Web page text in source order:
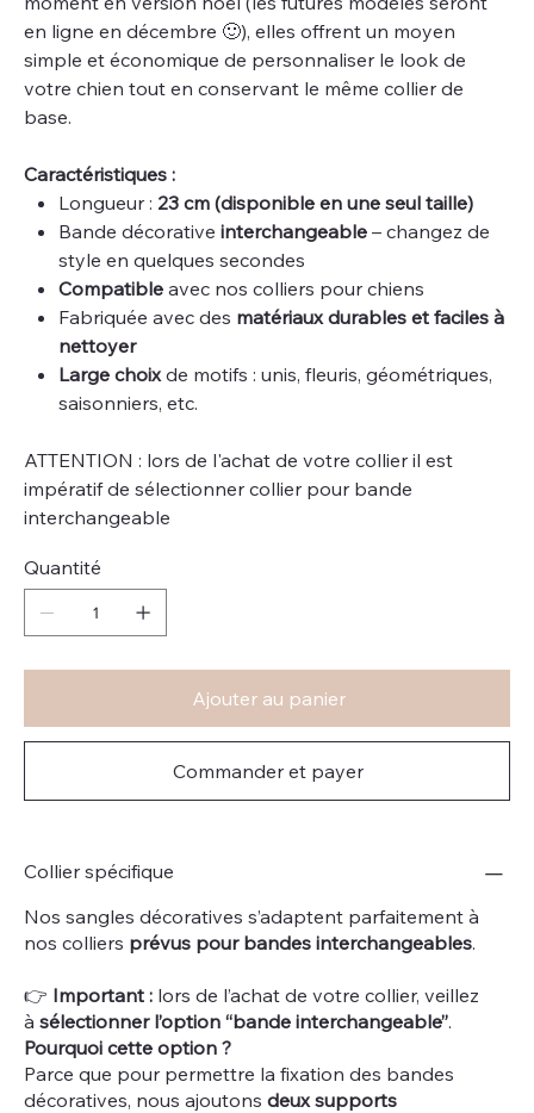
en ligne en décembre 🙂​), elles offrent un moyen
simple et économique de personnaliser le look de
votre chien tout en conservant le même collier de
base.
Caractéristiques :
Longueur : 23 cm (disponible en une seul taille)
Bande décorative interchangeable– changez de
style en quelques secondes
Compatibleavec nos colliers pour chiens
Fabriquée avec des matériaux durables et faciles à
nettoyer
Large choixde motifs : unis, fleuris, géométriques,
saisonniers, etc.
ATTENTION : lors de l'achat de votre collier il est
impératif de sélectionner collier pour bande
interchangeable
Quantité
Ajouter au panier
Commander et payer
Collier spécifique
Nos sangles décoratives s’adaptent parfaitement à
nos colliers prévus pour bandes interchangeables.
👉 Important : lors de l’achat de votre collier, veillez
à sélectionner l’option “bande interchangeable”.
Pourquoi cette option ?
Parce que pour permettre la fixation des bandes
décoratives, nous ajoutons deux supports